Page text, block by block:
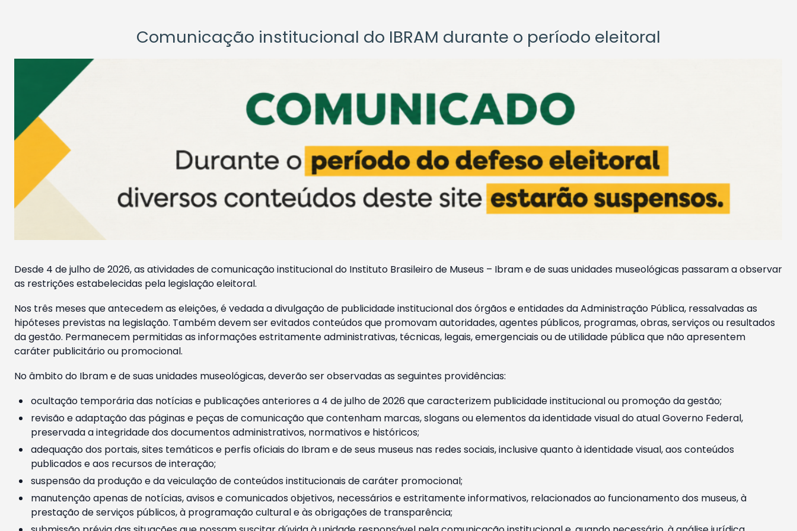
Comunicação institucional do IBRAM durante o período eleitoral
Desde 4 de julho de 2026, as atividades de comunicação institucional do Instituto Brasileiro de Museus – Ibram e de suas unidades museológicas passaram a observar
as restrições estabelecidas pela legislação eleitoral.
Nos três meses que antecedem as eleições, é vedada a divulgação de publicidade institucional dos órgãos e entidades da Administração Pública, ressalvadas as
hipóteses previstas na legislação. Também devem ser evitados conteúdos que promovam autoridades, agentes públicos, programas, obras, serviços ou resultados
da gestão. Permanecem permitidas as informações estritamente administrativas, técnicas, legais, emergenciais ou de utilidade pública que não apresentem
caráter publicitário ou promocional.
No âmbito do Ibram e de suas unidades museológicas, deverão ser observadas as seguintes providências:
ocultação temporária das notícias e publicações anteriores a 4 de julho de 2026 que caracterizem publicidade institucional ou promoção da gestão;
revisão e adaptação das páginas e peças de comunicação que contenham marcas, slogans ou elementos da identidade visual do atual Governo Federal,
preservada a integridade dos documentos administrativos, normativos e históricos;
adequação dos portais, sites temáticos e perfis oficiais do Ibram e de seus museus nas redes sociais, inclusive quanto à identidade visual, aos conteúdos
publicados e aos recursos de interação;
suspensão da produção e da veiculação de conteúdos institucionais de caráter promocional;
manutenção apenas de notícias, avisos e comunicados objetivos, necessários e estritamente informativos, relacionados ao funcionamento dos museus, à
prestação de serviços públicos, à programação cultural e às obrigações de transparência;